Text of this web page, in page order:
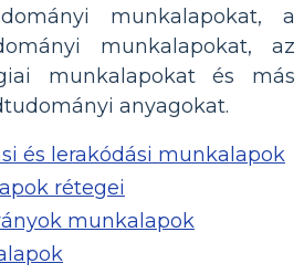
munkalapokat, a
munkalapokat, az
munkalapokat és más
anyagokat.
és lerakódási munkalapok
rétegei
munkalapok